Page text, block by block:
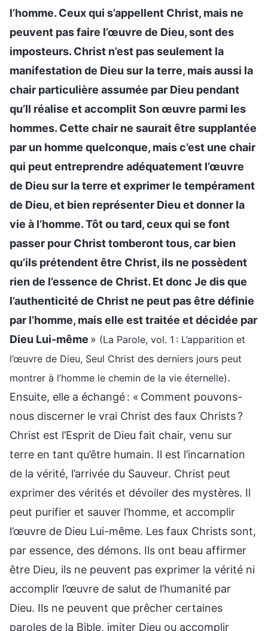
l’homme. Ceux qui s’appellent Christ, mais ne
peuvent pas faire l’œuvre de Dieu, sont des
imposteurs. Christ n’est pas seulement la
manifestation de Dieu sur la terre, mais aussi la
chair particulière assumée par Dieu pendant
qu’Il réalise et accomplit Son œuvre parmi les
hommes. Cette chair ne saurait être supplantée
par un homme quelconque, mais c’est une chair
qui peut entreprendre adéquatement l’œuvre
de Dieu sur la terre et exprimer le tempérament
de Dieu, et bien représenter Dieu et donner la
vie à l’homme. Tôt ou tard, ceux qui se font
passer pour Christ tomberont tous, car bien
qu’ils prétendent être Christ, ils ne possèdent
rien de l’essence de Christ. Et donc Je dis que
l’authenticité de Christ ne peut pas être définie
par l’homme, mais elle est traitée et décidée par
Dieu Lui-même » (La Parole, vol. 1 : L’apparition et
l’œuvre de Dieu, Seul Christ des derniers jours peut
montrer à l’homme le chemin de la vie éternelle).
Ensuite, elle a échangé : « Comment pouvons-
nous discerner le vrai Christ des faux Christs ?
Christ est l’Esprit de Dieu fait chair, venu sur
terre en tant qu’être humain. Il est l’incarnation
de la vérité, l’arrivée du Sauveur. Christ peut
exprimer des vérités et dévoiler des mystères. Il
peut purifier et sauver l’homme, et accomplir
l’œuvre de Dieu Lui-même. Les faux Christs sont,
par essence, des démons. Ils ont beau affirmer
être Dieu, ils ne peuvent pas exprimer la vérité ni
accomplir l’œuvre de salut de l’humanité par
Dieu. Ils ne peuvent que prêcher certaines
paroles de la Bible, imiter Dieu ou accomplir